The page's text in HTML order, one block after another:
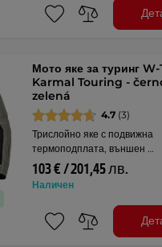
Мото яке за туринг W-
Karmal Touring -
zelená
4.7 (3)
Трислойно яке с подвижна
термоподплата, външен …
103 € / 201,45 лв.
Наличен